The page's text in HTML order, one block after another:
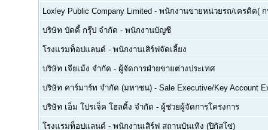
Loxley Public Company Limited - พนักงานขายหน่วยรถ/เครดิต(
บริษัท บัดดี้ กรุ๊ป จำกัด - พนักงานบัญชี
โรงแรมท็อปแลนด์ - พนักงานเสิร์ฟจัดเลี้ยง
บริษัท เจียเม้ง จำกัด - ผู้จัดการฝ่ายขายต่างประเทศ
บริษัท คาร์มาร์ท จำกัด (มหาชน) - Sale Executive/Key Account
บริษัท เอ็ม โปรเจ็ค โฮลดิ้ง จำกัด - ผู้ช่วยผู้จัดการโครงการ
โรงแรมท็อปแลนด์ - พนักงานเสิร์ฟ สถานบันเทิง (ปิกัสโซ่)